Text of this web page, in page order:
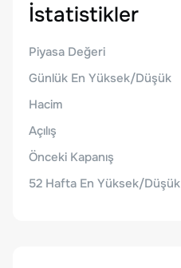
İstatistikler
Piyasa Değeri
Günlük En Yüksek/Düşük
Hacim
Açılış
Önceki Kapanış
52 Hafta En Yüksek/Düşük